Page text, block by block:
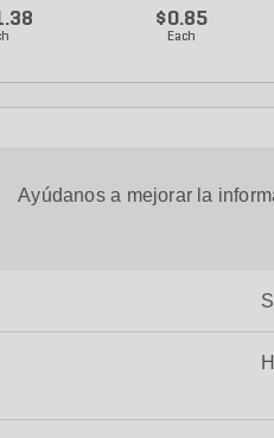
$0.85
Each
Ayúdanos a mejorar la